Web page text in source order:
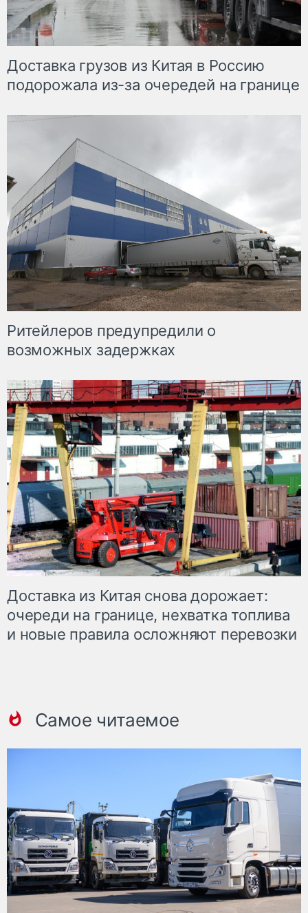
Доставка грузов из Китая в Россию
подорожала из-за очередей на границе
Ритейлеров предупредили о
возможных задержках
Доставка из Китая снова дорожает:
очереди на границе, нехватка топлива
и новые правила осложняют перевозки
Самое читаемое